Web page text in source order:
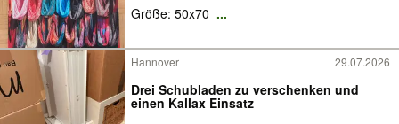
Größe: 50x70 ...
Hannover 29.07.2026
Drei Schubladen zu verschenken und
einen Kallax Einsatz